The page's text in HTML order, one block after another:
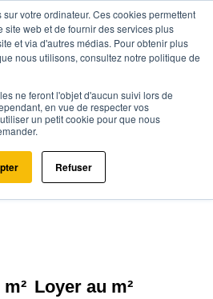
votre ordinateur. Ces cookies permettent
web et de fournir des services plus
et via d'autres médias. Pour obtenir plus
nous utilisons, consultez notre politique de
ne feront l'objet d'aucun suivi lors de
en vue de respecter vos
un petit cookie pour que nous
Refuser
Pays de la Loire Maine-et-Loire
d'Anjou (49330)
à Sceaux-
: Prix m² 2026
Loyer au m²